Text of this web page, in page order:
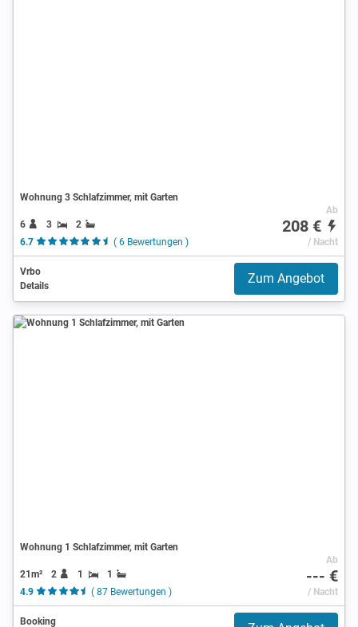
Wohnung 3 Schlafzimmer, mit Garten
6 3
2
6.7
( 6 Bewertungen )
Ab
208 €
/ Nacht
Vrbo
Details
Zum Angebot
Wohnung 1 Schlafzimmer, mit Garten
21m² 2 1
1
4.9
( 87 Bewertungen )
Ab
--- €
/ Nacht
Booking